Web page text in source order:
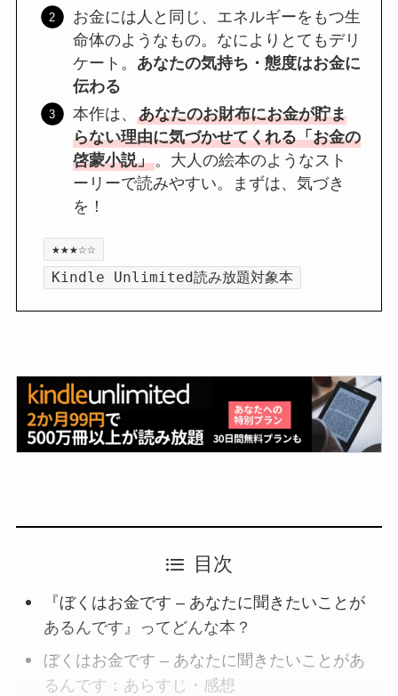
お金には人と同じ、エネルギーをもつ生
命体のようなもの。なによりとてもデリ
ケート。 あなたの気持ち・態度はお金に
伝わる
本作は、 あなたのお財布にお金が貯ま
らない理由に気づかせてくれる「お金の
啓蒙小説」。大人の絵本のようなスト
ーリーで読みやすい。まずは、気づき
を！
★★★☆☆
Kindle Unlimited読み放題対象本
目次
『ぼくはお金です – あなたに聞きたいことが
あるんです』ってどんな本？
ぼくはお金です – あなたに聞きたいことがあ
るんです：あらすじ・感想